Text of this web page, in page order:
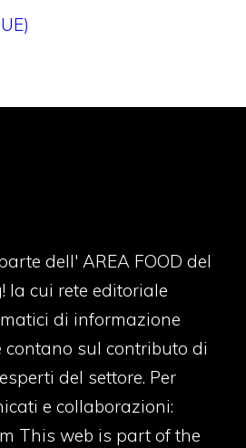
dell' AREA FOOD del
la cui rete editoriale
di informazione
contano sul contributo di
del settore. Per
e collaborazioni:
This web is part of the